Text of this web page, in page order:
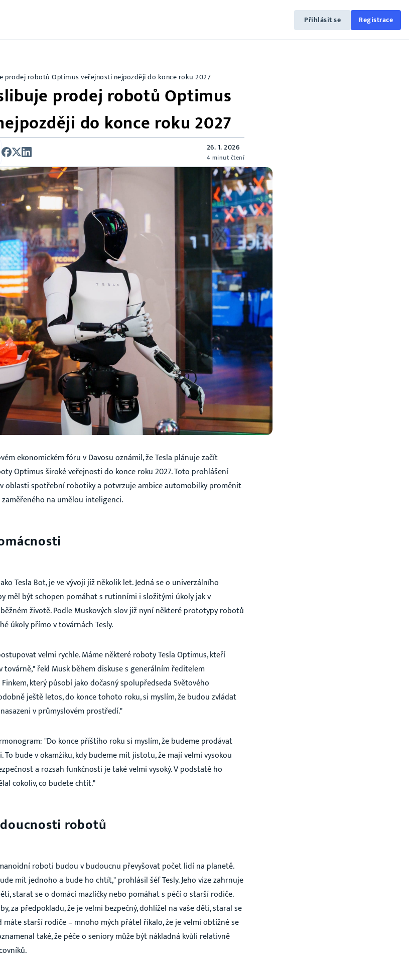
Přihlásit se Registrace
prodej robotů Optimus veřejnosti nejpozději do konce roku 2027
prodej robotů Optimus
do konce roku 2027
26. 1. 2026
4 minut čtení
ekonomickém fóru v Davosu oznámil, že Tesla plánuje začít
Optimus široké veřejnosti do konce roku 2027. Toto prohlášení
oblasti spotřební robotiky a potvrzuje ambice automobilky proměnit
na umělou inteligenci.
Tesla Bot, je ve vývoji již několik let. Jedná se o univerzálního
měl být schopen pomáhat s rutinními i složitými úkoly jak v
životě. Podle Muskových slov již nyní některé prototypy robotů
úkoly přímo v továrnách Tesly.
velmi rychle. Máme některé roboty Tesla Optimus, kteří
továrně," řekl Musk během diskuse s generálním ředitelem
který působí jako dočasný spolupředseda Světového
ještě letos, do konce tohoto roku, si myslím, že budou zvládat
v průmyslovém prostředí."
"Do konce příštího roku si myslím, že budeme prodávat
bude v okamžiku, kdy budeme mít jistotu, že mají velmi vysokou
a rozsah funkčnosti je také velmi vysoký. V podstatě ho
cokoliv, co budete chtít."
robotů
roboti budou v budoucnu převyšovat počet lidí na planetě.
mít jednoho a bude ho chtít," prohlásil šéf Tesly. Jeho vize zahrnuje
starat se o domácí mazlíčky nebo pomáhat s péčí o starší rodiče.
za předpokladu, že je velmi bezpečný, dohlížel na vaše děti, staral se
máte starší rodiče – mnoho mých přátel říkalo, že je velmi obtížné se
také, že péče o seniory může být nákladná kvůli relativně